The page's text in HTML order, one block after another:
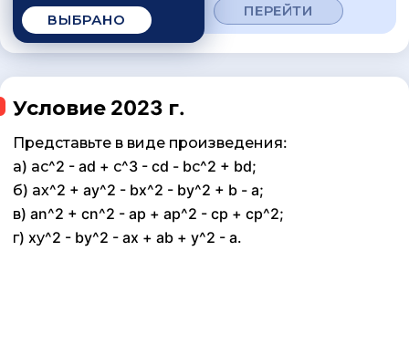
ВЫБРАНО
ПЕРЕЙТИ
Условие 2023 г.
Представьте в виде произведения:
а) ас^2 - ad + с^3 - cd - bс^2 + bd;
б) ах^2 + ay^2 - bx^2 - by^2 + b - a;
в) an^2 + cn^2 - ap + ap^2 - cp + cp^2;
г) xу^2 - by^2 - ax + ab + y^2 - a.